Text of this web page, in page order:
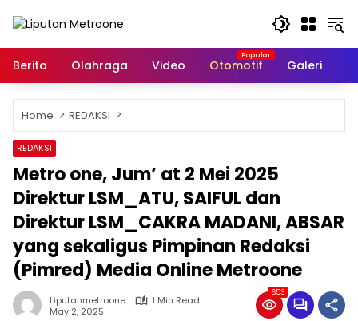
Berita
Olahraga Video Otomotif Galeri
Home REDAKSI
REDAKSI
Metro one, Jum’ at 2 Mei 2025
Direktur LSM_ATU, SAIFUL dan
Direktur LSM_CAKRA MADANI, ABSAR
yang sekaligus Pimpinan Redaksi
(Pimred) Media Online Metroone
Liputanmetroone
1 Min Read
May 2, 2025
653